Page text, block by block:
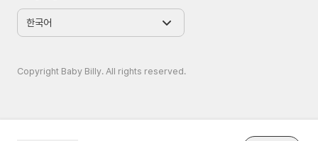
Copyright Baby Billy. All rights reserved.